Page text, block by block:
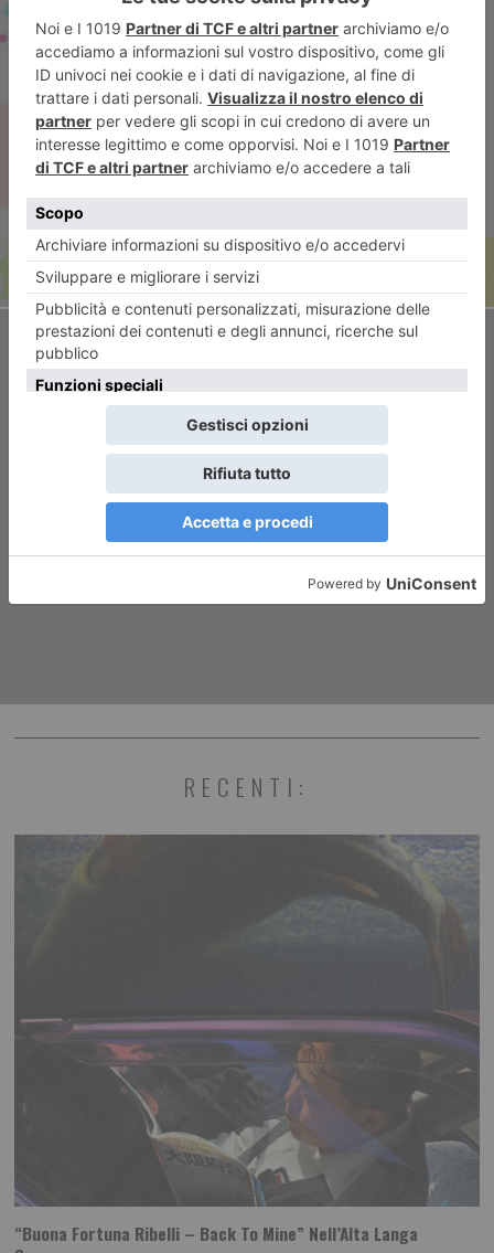
ARTICOLO PRECEDENTE
“Associazioni in festa”,
domenica 21 settembre ad
Alpignano
ARTICOLO SUCCESSIVO
Meloni attacca: “Accusati di
odio da chi festeggia la morte
di Kirk”
RECENTI:
“Buona Fortuna Ribelli – Back To Mine” Nell’Alta Langa